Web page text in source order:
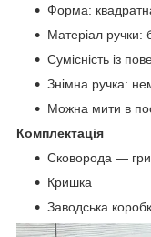
Форма:
Матеріал ручки:
Сумісність із
Знімна ручка:
Можна мити в
Комплектація
Сковорода —
Кришка
Заводська